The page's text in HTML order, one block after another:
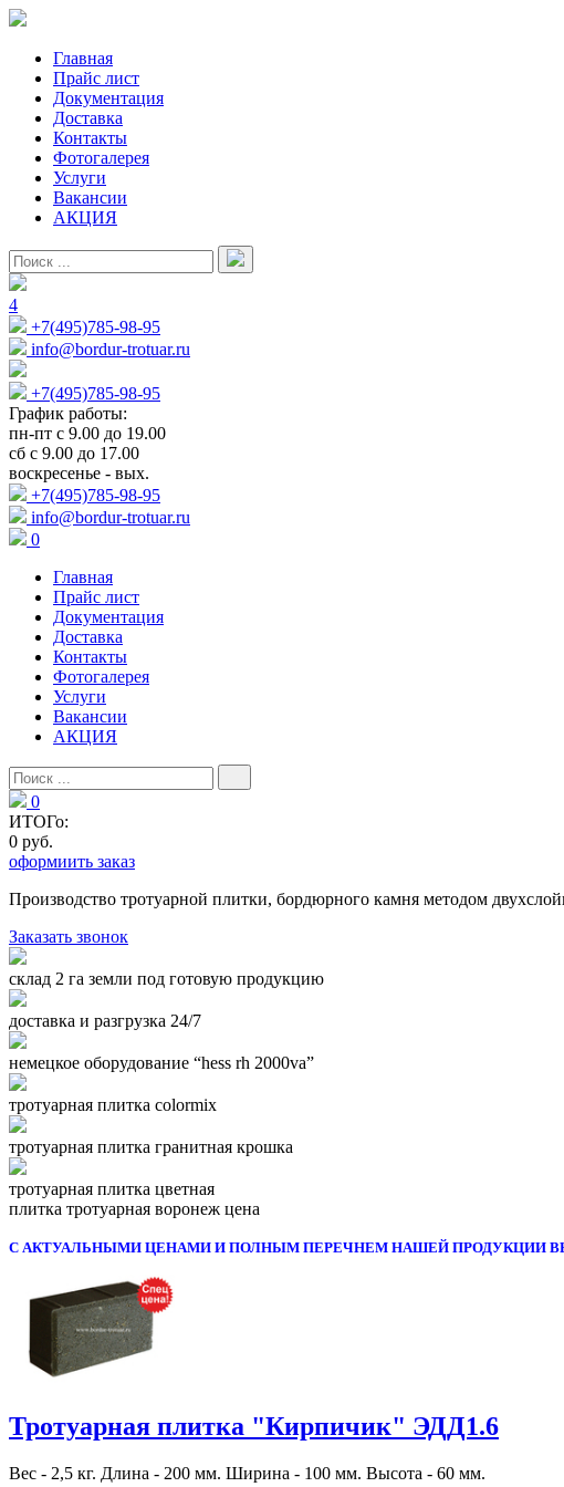
Главная
Прайс лист
Документация
Доставка
Контакты
Фотогалерея
Услуги
Вакансии
АКЦИЯ
4
+7(495)785-98-95
info@bordur-trotuar.ru
+7(495)785-98-95
График работы:
пн-пт с 9.00 до 19.00
сб с 9.00 до 17.00
воскресенье - вых.
+7(495)785-98-95
info@bordur-trotuar.ru
0
Главная
Прайс лист
Документация
Доставка
Контакты
Фотогалерея
Услуги
Вакансии
АКЦИЯ
0
ИТОГо:
0 руб.
оформиить заказ
Производство тротуарной плитки, бордюрного камня методом
Заказать звонок
склад 2 га земли под готовую продукцию
доставка и разгрузка 24/7
немецкое оборудование “hess rh 2000va”
тротуарная плитка colormix
тротуарная плитка гранитная крошка
тротуарная плитка цветная
плитка тротуарная воронеж цена
С АКТУАЛЬНЫМИ ЦЕНАМИ И ПОЛНЫМ ПЕРЕЧНЕМ НАШЕЙ ПРОДУКЦИИ
Тротуарная плитка "Кирпичик" ЭДД1.6
Вес - 2,5 кг. Длина - 200 мм. Ширина - 100 мм. Высота - 60 мм.